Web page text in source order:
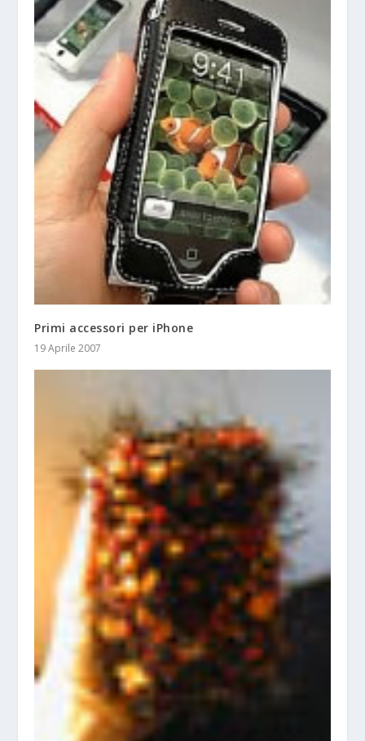
Primi accessori per iPhone
19 Aprile 2007